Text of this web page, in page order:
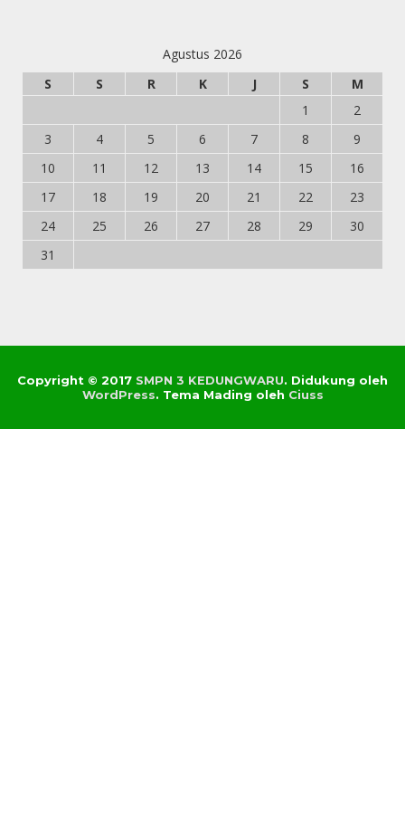
Agustus 2026
S
S R K J S
M
1
2
3
4 5 6 7 8
9
10
11 12 13 14 15
16
17
18 19 20 21 22
23
24
25 26 27 28 29
30
31
Copyright © 2017 SMPN 3 KEDUNGWARU. Didukung oleh
WordPress. Tema Mading oleh Ciuss